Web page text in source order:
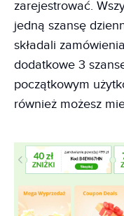
zarejestrować.
jedną szansę
składali
dodatkowe 3
początkowym
również możesz